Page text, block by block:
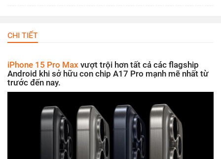
CHI TIẾT
iPhone 15 Pro Max vượt trội hơn tất cả các flagship
Android khi sở hữu con chip A17 Pro mạnh mẽ nhất từ
trước đến nay.